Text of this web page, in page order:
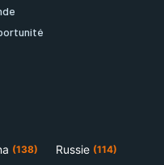
(138) Russie (114)